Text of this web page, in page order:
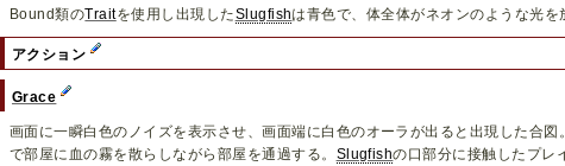
Bound類のTraitを使用し出現したSlugfishは青色で、体全体がネオンのような光を
アクション
Grace
画面に一瞬白色のノイズを表示させ、画面端に白色のオーラが出ると出現した合図
で部屋に血の霧を散らしながら部屋を通過する。 Slugfishの口部分に接触したプレ